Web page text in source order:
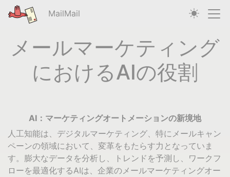
MailMail
メールマーケティング
におけるAIの役割
AI：マーケティングオートメーションの新境地
人工知能は、デジタルマーケティング、特にメールキャン
ペーンの領域において、変革をもたらす力となっていま
す。膨大なデータを分析し、トレンドを予測し、ワークフ
ローを最適化するAIは、企業のメールマーケティングオー